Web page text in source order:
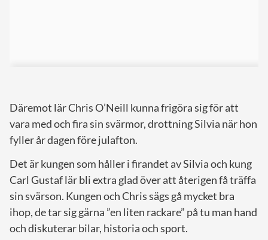
Däremot lär Chris O’Neill kunna frigöra sig för att
vara med och fira sin svärmor, drottning Silvia när hon
fyller år dagen före julafton.
Det är kungen som håller i firandet av Silvia och kung
Carl Gustaf lär bli extra glad över att återigen få träffa
sin svärson. Kungen och Chris sägs gå mycket bra
ihop, de tar sig gärna ”en liten rackare” på tu man hand
och diskuterar bilar, historia och sport.